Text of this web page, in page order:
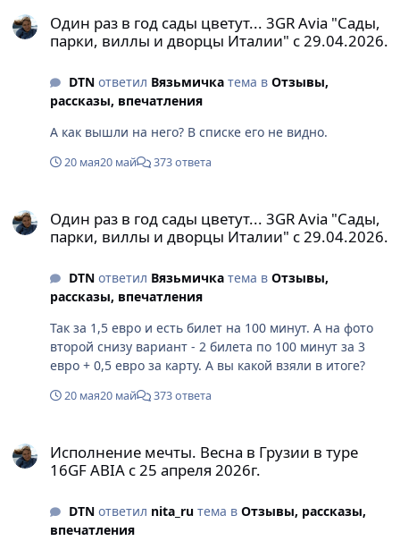
Один раз в год сады цветут... 3GR Avia "Сады,
парки, виллы и дворцы Италии" с 29.04.2026.
DTNответил Вязьмичкатема в Отзывы,
рассказы, впечатления
А как вышли на него? В списке его не видно.
20 мая20 май 373 ответа
Один раз в год сады цветут... 3GR Avia "Сады,
парки, виллы и дворцы Италии" с 29.04.2026.
DTNответил Вязьмичкатема в Отзывы,
рассказы, впечатления
Так за 1,5 евро и есть билет на 100 минут. А на фото
второй снизу вариант - 2 билета по 100 минут за 3
евро + 0,5 евро за карту. А вы какой взяли в итоге?
20 мая20 май 373 ответа
Исполнение мечты. Весна в Грузии в туре
16GF ABIA с 25 апреля 2026г.
DTNответил nita_ruтема в Отзывы, рассказы,
впечатления